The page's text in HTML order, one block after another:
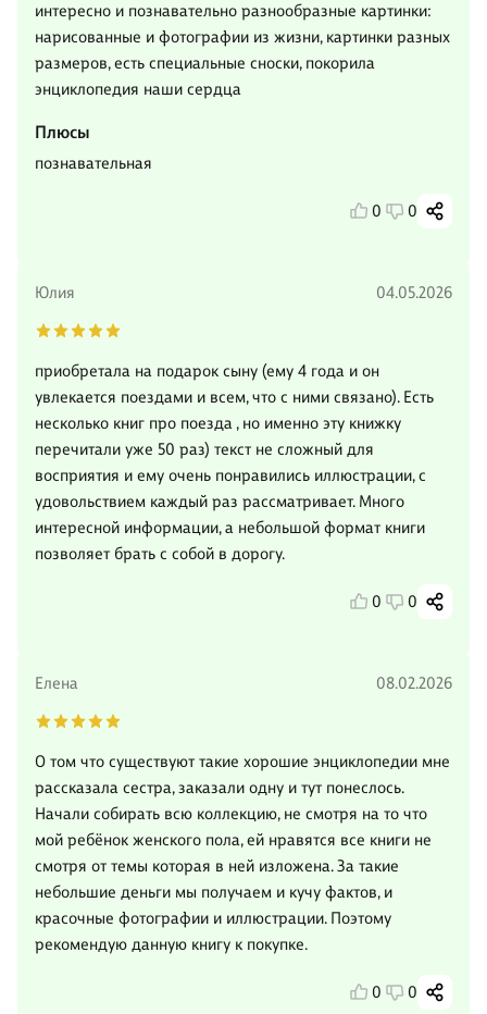
интересно и познавательно разнообразные картинки:
нарисованные и фотографии из жизни, картинки разных
размеров, есть специальные сноски, покорила
энциклопедия наши сердца
Плюсы
познавательная
0 0
Юлия 04.05.2026
приобретала на подарок сыну (ему 4 года и он
увлекается поездами и всем, что с ними связано). Есть
несколько книг про поезда , но именно эту книжку
перечитали уже 50 раз) текст не сложный для
восприятия и ему очень понравились иллюстрации, с
удовольствием каждый раз рассматривает. Много
интересной информации, а небольшой формат книги
позволяет брать с собой в дорогу.
0 0
Елена 08.02.2026
О том что существуют такие хорошие энциклопедии мне
рассказала сестра, заказали одну и тут понеслось.
Начали собирать всю коллекцию, не смотря на то что
мой ребёнок женского пола, ей нравятся все книги не
смотря от темы которая в ней изложена. За такие
небольшие деньги мы получаем и кучу фактов, и
красочные фотографии и иллюстрации. Поэтому
рекомендую данную книгу к покупке.
0 0